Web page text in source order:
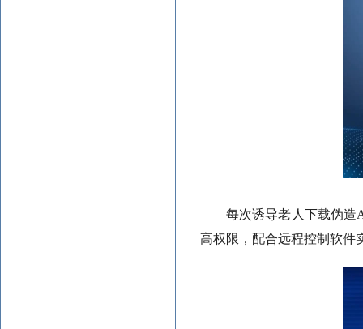
每次诱导老人下载伪造
高权限，配合远程控制软件